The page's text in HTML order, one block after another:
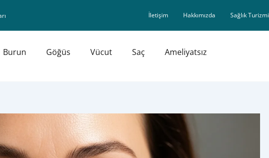
İletişim Hakkımızda Sağlık Turizmi
Burun Göğüs Vücut Saç Ameliyatsız